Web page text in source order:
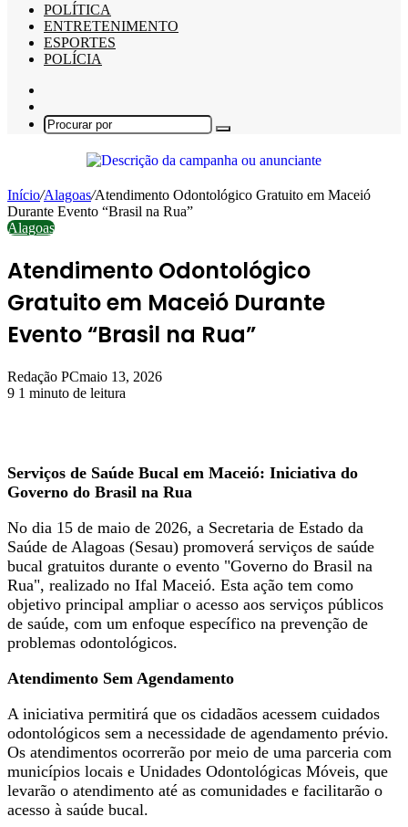
POLÍTICA
ENTRETENIMENTO
ESPORTES
POLÍCIA
skin
Procurar
Início/Alagoas/Atendimento Odontológico Gratuito em Maceió
Durante Evento “Brasil na Rua”
Alagoas
Atendimento Odontológico
Gratuito em Maceió Durante
Evento “Brasil na Rua”
Redação PCmaio 13, 2026
9 1 minuto de leitura
Serviços de Saúde Bucal em Maceió: Iniciativa do
Governo do Brasil na Rua
No dia 15 de maio de 2026, a Secretaria de Estado da
Saúde de Alagoas (Sesau) promoverá serviços de saúde
bucal gratuitos durante o evento "Governo do Brasil na
Rua", realizado no Ifal Maceió. Esta ação tem como
objetivo principal ampliar o acesso aos serviços públicos
de saúde, com um enfoque específico na prevenção de
problemas odontológicos.
Atendimento Sem Agendamento
A iniciativa permitirá que os cidadãos acessem cuidados
odontológicos sem a necessidade de agendamento prévio.
Os atendimentos ocorrerão por meio de uma parceria com
municípios locais e Unidades Odontológicas Móveis, que
levarão o atendimento até as comunidades e facilitarão o
acesso à saúde bucal.